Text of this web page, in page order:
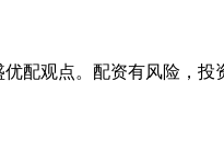
配观点。配资有风险，投